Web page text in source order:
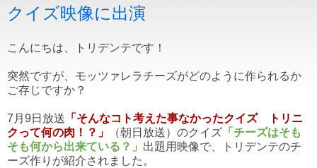
クイズ映像に出演
こんにちは、トリデンテです！
突然ですが、モッツァレラチーズがどのように作られるか
ご存じですか？
7月9日放送 「 そんなコト考えた事なかったクイズ トリニ
クって何の肉！？ 」 （朝日放送）のクイズ 「チーズはそも
そも何から出来ている？」 出題用映像で、トリデンテのチ
ーズ作りが紹介されました。